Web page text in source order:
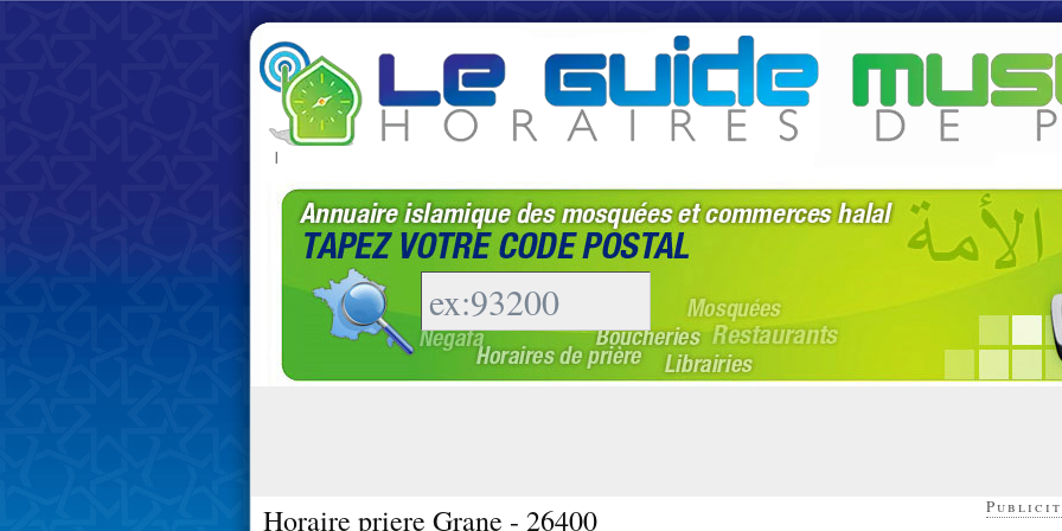
|
Horaire priere Grane - 26400